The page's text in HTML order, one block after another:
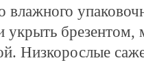
влажного
укрыть
Низкорослые